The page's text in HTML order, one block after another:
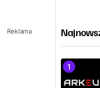
Reklama